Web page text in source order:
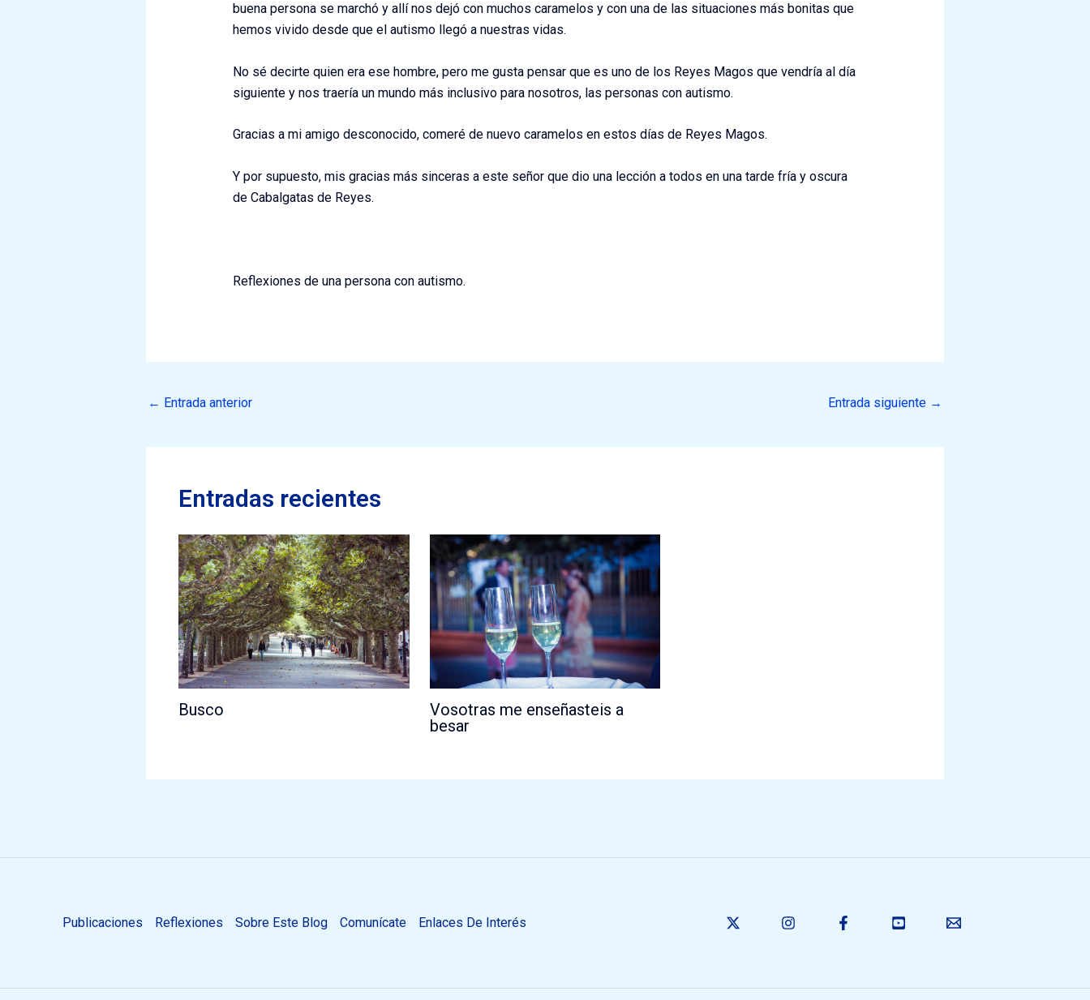
buena persona se marchó y allí nos dejó con muchos caramelos y con una de las situaciones más bonitas que
hemos vivido desde que el autismo llegó a nuestras vidas.
No sé decirte quien era ese hombre, pero me gusta pensar que es uno de los Reyes Magos que vendría al día
siguiente y nos traería un mundo más inclusivo para nosotros, las personas con autismo.
Gracias a mi amigo desconocido, comeré de nuevo caramelos en estos días de Reyes Magos.
Y por supuesto, mis gracias más sinceras a este señor que dio una lección a todos en una tarde fría y oscura
de Cabalgatas de Reyes.
Reflexiones de una persona con autismo.
← Entrada anterior Entrada siguiente →
Entradas recientes
Busco
Vosotras me enseñasteis a
besar
Publicaciones Reflexiones Sobre Este Blog Comunícate Enlaces De Interés